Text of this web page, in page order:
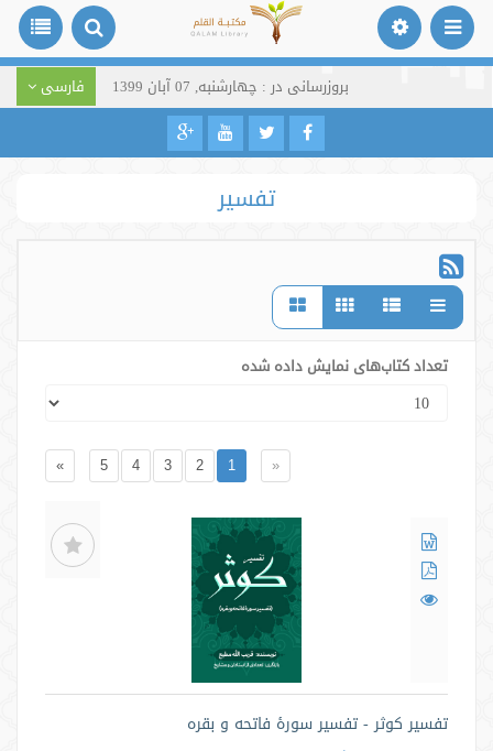
بروزرسانی در : چهارشنبه, 07 آبان 1399 فارسی
تفسیر
تعداد کتاب‌های نمایش داده شده
«
1
2
3
4
5
»
تفسیر کوثر - تفسیر سورۀ فاتحه و بقره